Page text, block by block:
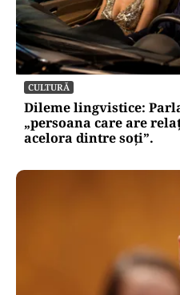
ACTUALITATE
Retter, gata cu 7 luni
Nord. Care este situația